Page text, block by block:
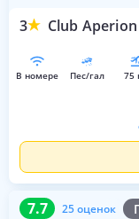
3 Club
в номере пес/гал
7.7 25 оценок
7.7 25 оценок